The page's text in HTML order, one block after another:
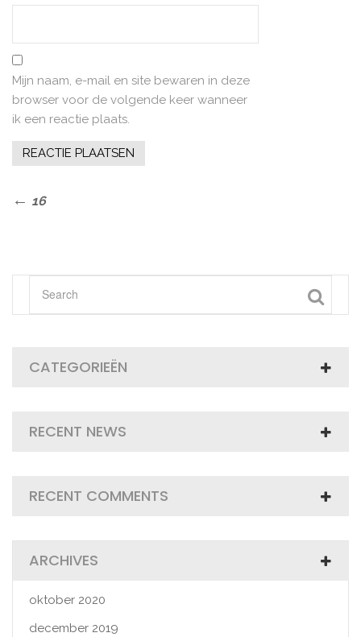
Mijn naam, e-mail en site bewaren in deze
browser voor de volgende keer wanneer
ik een reactie plaats.
Bericht
Previous
16
CATEGORIEËN
RECENT NEWS
RECENT COMMENTS
ARCHIVES
oktober 2020
december 2019